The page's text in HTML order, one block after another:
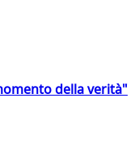
della verità"